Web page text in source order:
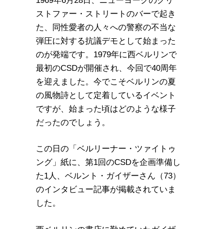
ストファー・ストリートのバーで起き
た、同性愛者の人々への警察の不当な
弾圧に対する抗議デモとして始まった
のが発端です。1979年に西ベルリンで
最初のCSDが開催され、今回で40周年
を迎えました。今でこそベルリンの夏
の風物詩として定着しているイベント
ですが、始まった頃はどのような様子
だったのでしょう。
この日の「ベルリーナー・ツァイトゥ
ング」紙に、第1回のCSDを企画準備し
た1人、ベルント・ガイザーさん（73）
のインタビュー記事が掲載されていま
した。